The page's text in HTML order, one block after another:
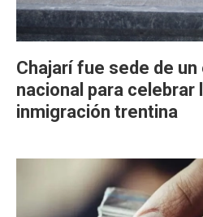
Chajarí fue sede de
nacional para celebrar
inmigración trentina